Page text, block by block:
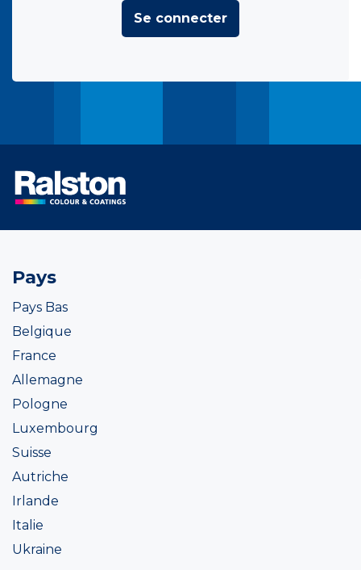
Se connecter
Pays
Pays Bas
Belgique
France
Allemagne
Pologne
Luxembourg
Suisse
Autriche
Irlande
Italie
Ukraine